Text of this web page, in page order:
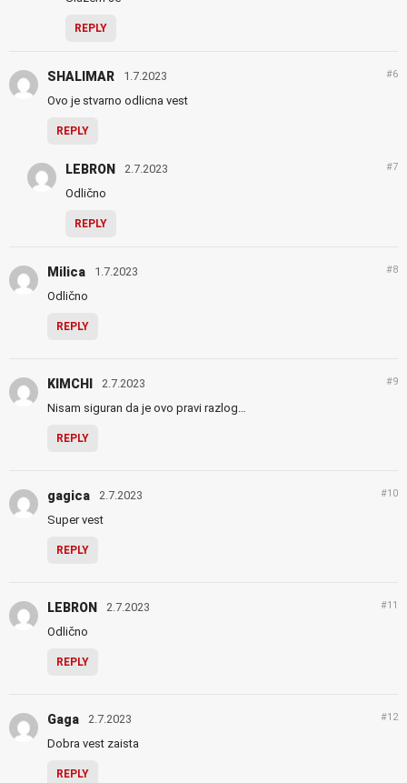
REPLY
SHALIMAR 1.7.2023 #6
Ovo je stvarno odlicna vest
REPLY
LEBRON 2.7.2023 #7
Odlično
REPLY
Milica 1.7.2023 #8
Odlično
REPLY
KIMCHI 2.7.2023 #9
Nisam siguran da je ovo pravi razlog…
REPLY
gagica 2.7.2023 #10
Super vest
REPLY
LEBRON 2.7.2023 #11
Odlično
REPLY
Gaga 2.7.2023 #12
Dobra vest zaista
REPLY